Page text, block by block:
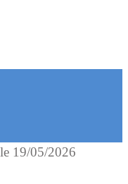
DPE est
19/05/2026